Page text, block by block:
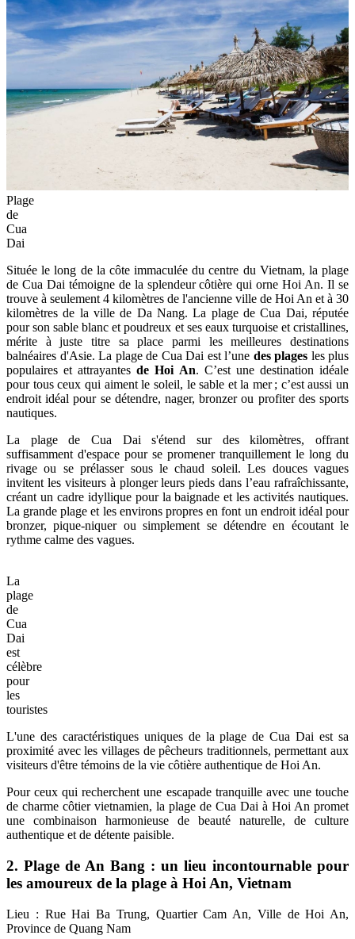
Plage
de
Cua
Dai
Située le long de la côte immaculée du centre du Vietnam, la plage
de Cua Dai témoigne de la splendeur côtière qui orne Hoi An. Il se
trouve à seulement 4 kilomètres de l'ancienne ville de Hoi An et à 30
kilomètres de la ville de Da Nang. La plage de Cua Dai, réputée
pour son sable blanc et poudreux et ses eaux turquoise et cristallines,
mérite à juste titre sa place parmi les meilleures destinations
balnéaires d'Asie. La plage de Cua Dai est l’une des plages les plus
populaires et attrayantesde Hoi An. C’est une destination idéale
pour tous ceux qui aiment le soleil, le sable et la mer ; c’est aussi un
endroit idéal pour se détendre, nager, bronzer ou profiter des sports
nautiques.
La plage de Cua Dai s'étend sur des kilomètres, offrant
suffisamment d'espace pour se promener tranquillement le long du
rivage ou se prélasser sous le chaud soleil. Les douces vagues
invitent les visiteurs à plonger leurs pieds dans l’eau rafraîchissante,
créant un cadre idyllique pour la baignade et les activités nautiques.
La grande plage et les environs propres en font un endroit idéal pour
bronzer, pique-niquer ou simplement se détendre en écoutant le
rythme calme des vagues.
La
plage
de
Cua
Dai
est
célèbre
pour
les
touristes
L'une des caractéristiques uniques de la plage de Cua Dai est sa
proximité avec les villages de pêcheurs traditionnels, permettant aux
visiteurs d'être témoins de la vie côtière authentique de Hoi An.
Pour ceux qui recherchent une escapade tranquille avec une touche
de charme côtier vietnamien, la plage de Cua Dai à Hoi An promet
une combinaison harmonieuse de beauté naturelle, de culture
authentique et de détente paisible.
2. Plage de An Bang : un lieu incontournable pour
les amoureux de la plage à Hoi An, Vietnam
Lieu : Rue Hai Ba Trung, Quartier Cam An, Ville de Hoi An,
Province de Quang Nam